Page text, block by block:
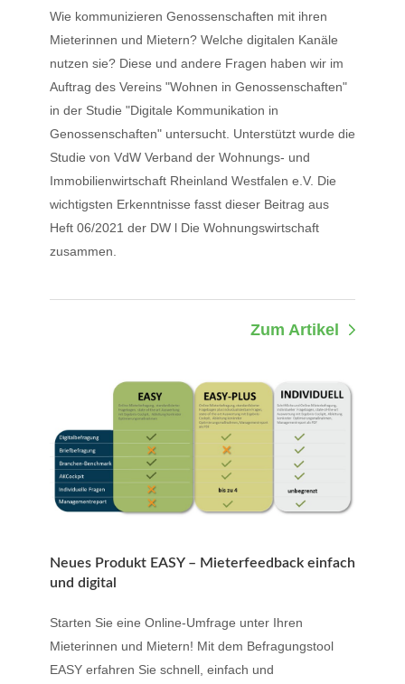
Wie kommunizieren Genossenschaften mit ihren
Mieterinnen und Mietern? Welche digitalen Kanäle
nutzen sie? Diese und andere Fragen haben wir im
Auftrag des Vereins "Wohnen in Genossenschaften"
in der Studie "Digitale Kommunikation in
Genossenschaften" untersucht. Unterstützt wurde die
Studie von VdW Verband der Wohnungs- und
Immobilienwirtschaft Rheinland Westfalen e.V. Die
wichtigsten Erkenntnisse fasst dieser Beitrag aus
Heft 06/2021 der DW l Die Wohnungswirtschaft
zusammen.
Zum Artikel
Neues Produkt EASY – Mieterfeedback einfach
und digital
Starten Sie eine Online-Umfrage unter Ihren
Mieterinnen und Mietern! Mit dem Befragungstool
EASY erfahren Sie schnell, einfach und